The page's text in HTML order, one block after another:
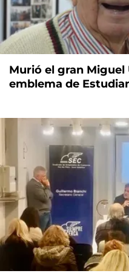
Murió el gran
emblema de